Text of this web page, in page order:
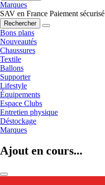
Marques
SAV en France Paiement sécurisé
Rechercher
Bons plans
Nouveautés
Chaussures
Textile
Ballons
Supporter
Lifestyle
Équipements
Espace Clubs
Entretien physique
Déstockage
Marques
Ajout en cours...